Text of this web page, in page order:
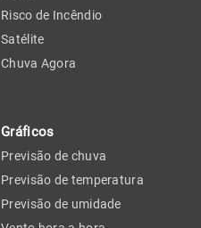
Risco de Incêndio
Satélite
Chuva Agora
Gráficos
Previsão de chuva
Previsão de temperatura
Previsão de umidade